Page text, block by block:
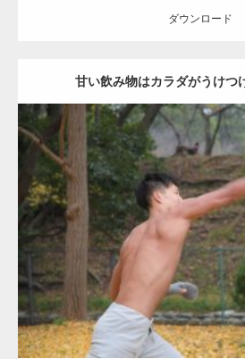
ダウンロード
甘い飲み物はカラダがうけつ
Update:2021.07.8
Category: 公園のマッチョ その他
ダウンロード